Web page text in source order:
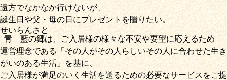
遠方でなかなか行けないが、
誕生日や父・母の日にプレゼントを贈りたい。
青藍
せいらん
の郷
さと
は、ご入居様の様々な不安や要望に応えるため
運営理念である「その人がその人らしいその人に合わせた生き
がいのある生活」を基に、
ご入居様が満足のいく生活を送るための必要なサービスをご提